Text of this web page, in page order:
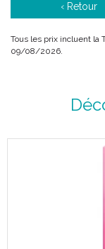
‹ Retour
Tous les prix incluent la
09/08/2026.